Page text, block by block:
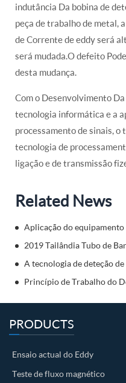
indutância Da bobina de
peça de trabalho de metal,
de Corrente de eddy será
será mudada.O defeito
desta mudança.
Com o Desenvolvimento
tecnologia informática e a
processamento de sinais, o
tecnologia de
ligação e de transmissão
Related News
Aplicação do
Princípio de Trabalho do
PRODUCTS
Ensaio actual do Eddy
Teste de fluxo magnético